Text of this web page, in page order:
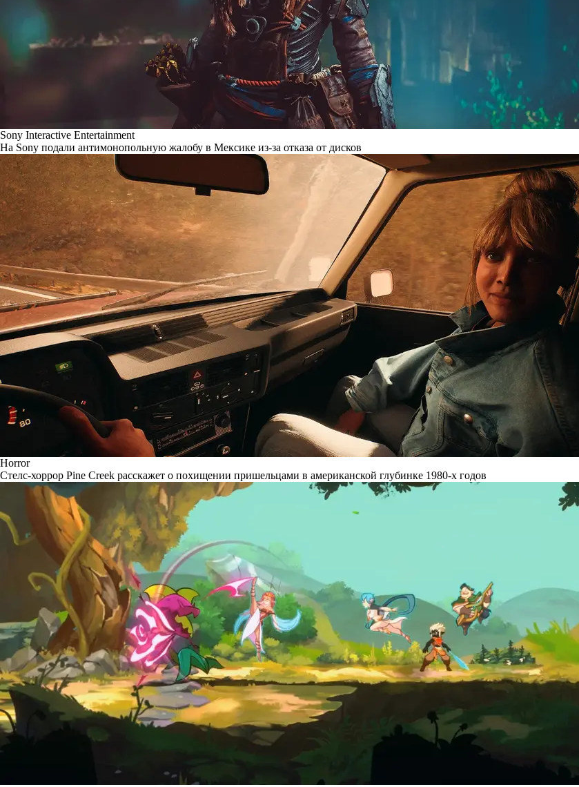
Sony Interactive Entertainment
На Sony подали антимонопольную жалобу в Мексике из-за отказа от дисков
Horror
Стелс-хоррор Pine Creek расскажет о похищении пришельцами в американской глубинке 1980-х годов